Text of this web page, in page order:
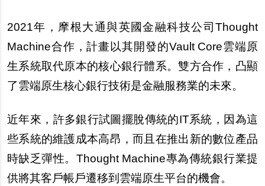
2021年，摩根大通與英國金融科技公司Thought
Machine合作，計畫以其開發的Vault Core雲端原
生系統取代原本的核心銀行體系。雙方合作，凸顯
了雲端原生核心銀行技術是金融服務業的未來。
近年來，許多銀行試圖擺脫傳統的IT系統，因為這
些系統的維護成本高昂，而且在推出新的數位產品
時缺乏彈性。Thought Machine專為傳統銀行業提
供將其客戶帳戶遷移到雲端原生平台的機會。